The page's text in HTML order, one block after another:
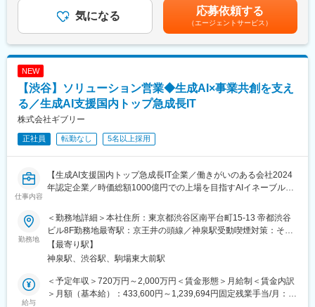
nexs.com/sl/retail/sc/)」をご参照ください
■成長機会（キャリアパス）
ン提案をリードしていただきます。
キャリア形成が可能です。
変更の範囲：会社の定める業務
ータに対し、当社で扱っているコンピュータネットワーク関連製
品の販売、製品を軸としたソリューション提案営業をお任せしま
・ユーザー企業の課題のヒアリング／ソリューションの提案営業
・展示会や専門誌HPからの問い合わせにて獲得した新規顧客への
提案営業
等 ※エンジニアと密に連携しながら行います。
・基本的には既存の法人顧客に対して新たな提案を行い、1週間で
■キャリアパス：
ます
※人にもよりますが入社半年後以降で早期にマネジメントをお任せ
する想定です
・営業のご経験、専門性を活かしながら製品企画販売としてのキ
ャリアも描けます
■このポジションのやりがい：
給与補足＞・給与改定：原則年1回・賞与：中元賞与(6月)、年末
賞与(12月)の2回・超過勤務手当あり・固定残業手当が一律15時間
相当（43000円～52000円）で支給されます。※15時間を超える部
分については過勤務手当を支給します。賃金はあくまでも目安の
金額であり、選考を通じて上下する可能性があります。月給(月額)
気になる 応募依頼する
（エージェントサービス）
NEW
【渋谷】ソリューション営業◆生成AI×事業共創を支え
る／生成AI支援国内トップ急成長IT
株式会社ギブリー
正社員 転勤なし 5名以上採用
仕事内容
【生成AI支援国内トップ急成長IT企業／働きがいのある会社2024
年認定企業／時価総額1000億円での上場を目指すAIイネーブルメ
■募集背景：
当社の生成AI活用コンサルティング事業は、多数の生成AI領域で
の支援実績とスピードを強みに事業を展開し、これまでに累計
5,000社、うち生成AI分野では1,000社以上を支援してきました。
現在、時価総額1,000億円での東証プライムまたはNASDAQ上場
を見据え、国内外での採用を強化しています。
勤務地
＜勤務地詳細＞本社住所：東京都渋谷区南平台町15-13 帝都渋谷
ビル8F勤務地最寄駅：京王井の頭線／神泉駅受動喫煙対策：その
他（喫煙所あり、喫煙所以外全面禁煙）変更の範囲：会社の定め
る事業所（リモートワーク含む）
【最寄り駅】
神泉駅、渋谷駅、駒場東大前駅
給与
＜予定年収＞720万円～2,000万円＜賃金形態＞月給制＜賃金内訳
＞月額（基本給）：433,600円～1,239,694円固定残業手当/月：